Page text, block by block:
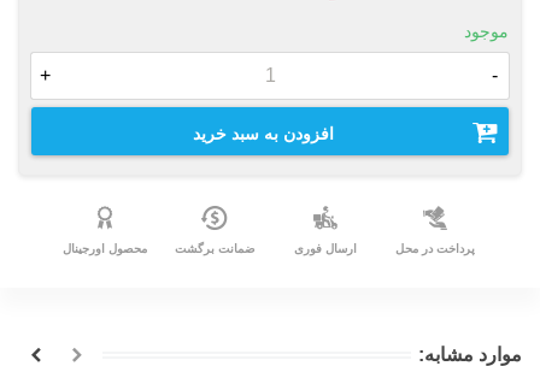
موجود
-
+
افزودن به سبد خرید
پرداخت در محل ارسال فوری ضمانت برگشت محصول اورجینال
موارد مشابه: